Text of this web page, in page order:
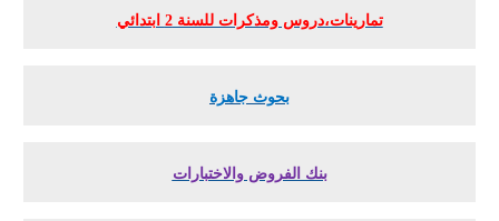
تمارينات،دروس ومذكرات للسنة 2 ابتدائي
بحوث جاهزة
بنك الفروض والاختبارات